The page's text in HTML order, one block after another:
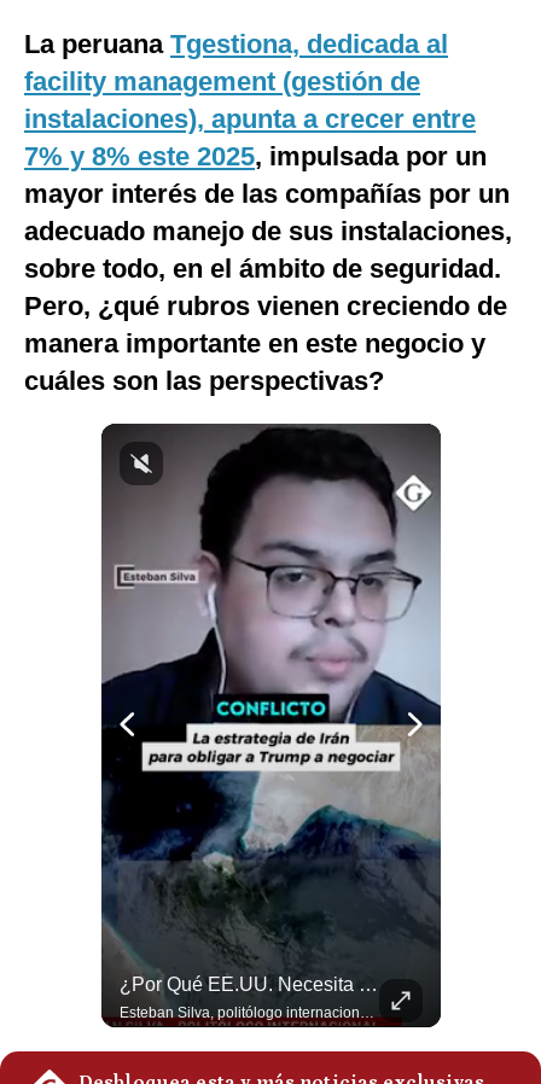
España
Internacional
Tecnología
Club del Suscriptor
Mix
G de Gestión
Notas Contratadas
Podcast
Gestión TV
Condiciones
Privacidad
La peruana Tgestiona, dedicada al
facility management (gestión de
instalaciones), apunta a crecer entre
7% y 8% este 2025, impulsada por un
mayor interés de las compañías por un
adecuado manejo de sus instalaciones,
sobre todo, en el ámbito de seguridad.
Pero, ¿qué rubros vienen creciendo de
manera importante en este negocio y
cuáles son las perspectivas?
¿Por Qué EE.UU. Necesita Desesperadamente Al Golfo? | Gestión Mundo